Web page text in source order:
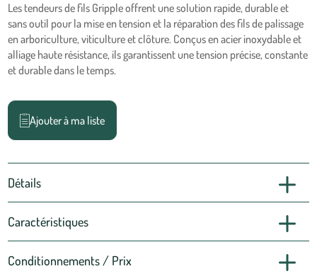
Les tendeurs de fils Gripple offrent une solution rapide, durable et
sans outil pour la mise en tension et la réparation des fils de palissage
en arboriculture, viticulture et clôture. Conçus en acier inoxydable et
alliage haute résistance, ils garantissent une tension précise, constante
et durable dans le temps.
Ajouter à ma liste
Détails
Caractéristiques
Conditionnements / Prix